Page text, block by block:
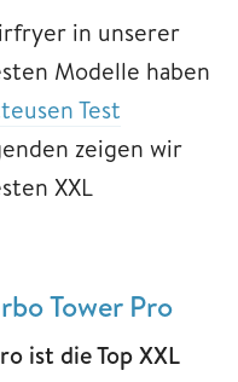
in unserer
Modelle haben
Test
zeigen wir
XXL
Tower Pro
ist die Top XXL